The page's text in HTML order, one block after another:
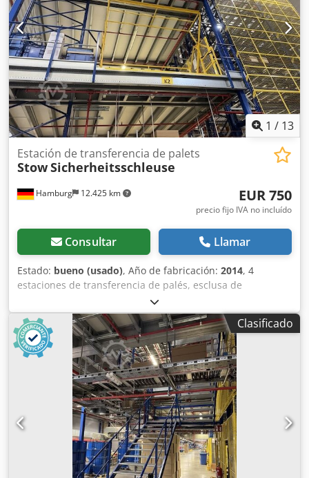
1 / 13
Hamburg 12.425 km
Estación de transferencia de palets
StowSicherheitsschleuse
EUR 750
precio fijo IVA no incluído
Consultar Llamar
Estado: bueno (usado), Año de fabricación: 2014, 4
estaciones de transferencia de palés, esclusa de
seguridad/esclusa de carga – usadas: Codpozq Aalofx
Amyerf Precio por unidad, a partir de la ubicación: 750 €
(neto), desmontadas, embaladas y cargadas. Fabricante:
desconocido Modelo: desconocido Año de fabricación:
2014 Mínimo 2 estaciones amarillas Ancho interior:
aproximadamente 3,20 m, profundidad: aproximadamente
1,60 m, altura: aproximadamente 2,60 m Mínimo 2
estaciones galvanizadas Ancho interior: aproximadamente
3,18 m, profundidad: aproximadamente 1,60 m, altura:
aproximadamente 2,60 m Estado: bueno Disponibilidad: a
partir del cuarto trimestre de 2026 Ubicación: Hamburgo
Clasificado